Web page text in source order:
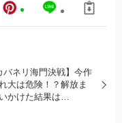
バネリ海門決戦】今作
大は危険！？解放ま
かけた結果は…